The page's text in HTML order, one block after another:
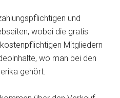
und
wobei die gratis
Mitgliedern
wo man bei den
gehört.